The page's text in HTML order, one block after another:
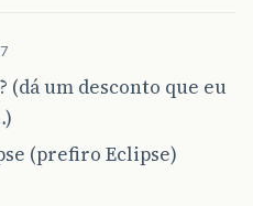
(dá um desconto que eu
(prefiro Eclipse)